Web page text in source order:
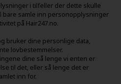
i tilfeller der dette skulle
samle inn personopplysninger
på Hair247.no.
bruker dine personlige data,
lovbestemmelser.
dine så lenge vi enten er
til det, eller så lenge det er
inn for.